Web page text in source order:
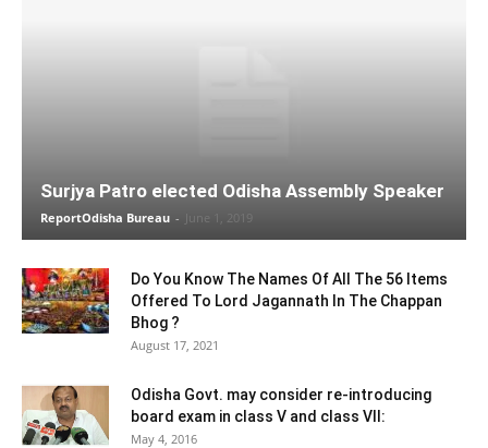
Surjya Patro elected Odisha Assembly Speaker
ReportOdisha Bureau - June 1, 2019
Do You Know The Names Of All The 56 Items
Offered To Lord Jagannath In The Chappan
Bhog ?
August 17, 2021
Odisha Govt. may consider re-introducing
board exam in class V and class VII:
May 4, 2016